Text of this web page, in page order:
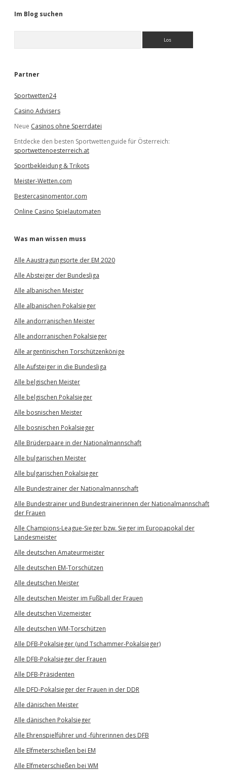
Im Blog suchen
e
Partner
Sportwetten24
Casino Advisers
Neue Casinos ohne Sperrdatei
Entdecke den besten Sportwettenguide für Österreich:
sportwettenoesterreich.at
Sportbekleidung & Trikots
Meister-Wetten.com
Bestercasinomentor.com
Online Casino Spielautomaten
Was man wissen muss
Alle Aaustragungsorte der EM 2020
Alle Absteiger der Bundesliga
Alle albanischen Meister
Alle albanischen Pokalsieger
Alle andorranischen Meister
Alle andorranischen Pokalsieger
Alle argentinischen Torschützenkönige
Alle Aufsteiger in die Bundesliga
Alle belgischen Meister
Alle belgischen Pokalsieger
Alle bosnischen Meister
Alle bosnischen Pokalsieger
Alle Brüderpaare in der Nationalmannschaft
Alle bulgarischen Meister
Alle bulgarischen Pokalsieger
Alle Bundestrainer der Nationalmannschaft
Alle Bundestrainer und Bundestrainerinnen der Nationalmannschaft
der Frauen
Alle Champions-League-Sieger bzw. Sieger im Europapokal der
Landesmeister
Alle deutschen Amateurmeister
Alle deutschen EM-Torschützen
Alle deutschen Meister
Alle deutschen Meister im Fußball der Frauen
Alle deutschen Vizemeister
Alle deutschen WM-Torschützen
Alle DFB-Pokalsieger (und Tschammer-Pokalsieger)
Alle DFB-Pokalsieger der Frauen
Alle DFB-Präsidenten
Alle DFD-Pokalsieger der Frauen in der DDR
Alle dänischen Meister
Alle dänischen Pokalsieger
Alle Ehrenspielführer und -führerinnen des DFB
Alle Elfmeterschießen bei EM
Alle Elfmeterschießen bei WM